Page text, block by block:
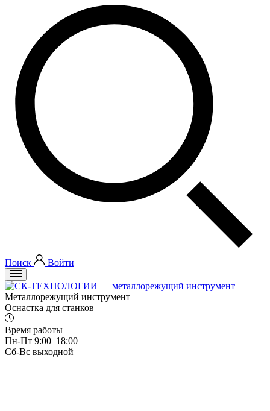
Поиск Войти
Металлорежущий инструмент
Оснастка для станков
Время работы
Пн-Пт 9:00–18:00
Сб-Вс выходной